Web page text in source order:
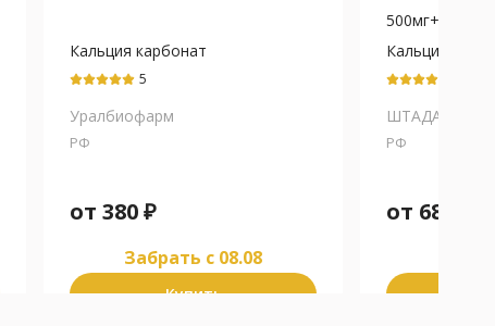
Кальция карбонат
5
Уралбиофарм
РФ
от 380₽
Забрать c 08.08
Купить
500мг+200М
Кальция
ШТАДА
РФ
от 683